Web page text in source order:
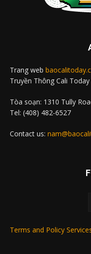
Trang web
Truyền Thông Cali Today
Tòa soạn: 1310 Tully
Tel: (408) 482-6527
Contact us:
Terms and Policy